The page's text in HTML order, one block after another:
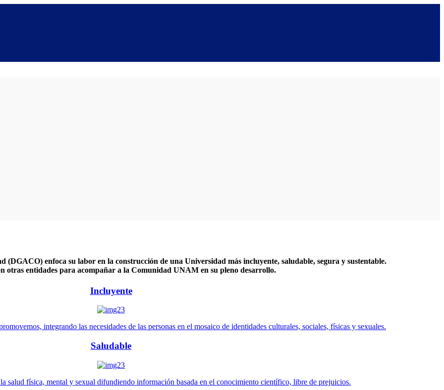
(DGACO) enfoca su labor en la construcción de una Universidad más incluyente, saludable, segura y sustentable.
otras entidades para acompañar a la Comunidad UNAM en su pleno desarrollo.
Incluyente
integrando las necesidades de las personas en el mosaico de identidades culturales, sociales, físicas y sexuales.
Saludable
salud física, mental y sexual difundiendo información basada en el conocimiento científico, libre de prejuicios.